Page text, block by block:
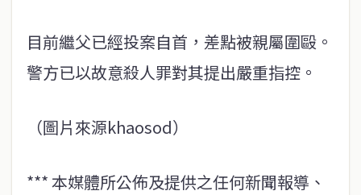
目前繼父已經投案自首，差點被親屬圍毆。
警方已以故意殺人罪對其提出嚴重指控。
（圖片來源khaosod）
*** 本媒體所公佈及提供之任何新聞報導、